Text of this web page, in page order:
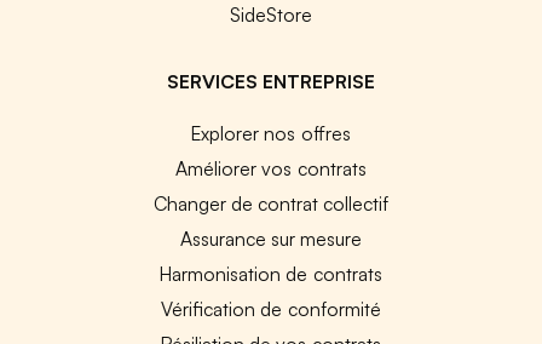
SideStore
SERVICES ENTREPRISE
Explorer nos offres
Améliorer vos contrats
Changer de contrat collectif
Assurance sur mesure
Harmonisation de contrats
Vérification de conformité